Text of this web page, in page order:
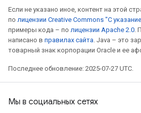
Если не указано иное, контент на этой
по лицензии Creative Commons "С
примеры кода – по лицензии Apache 2.0.
написано в правилах сайта. Java – это
товарный знак корпорации Oracle и ее
Последнее обновление: 2025-07-27 UTC.
Мы в социальных сетях